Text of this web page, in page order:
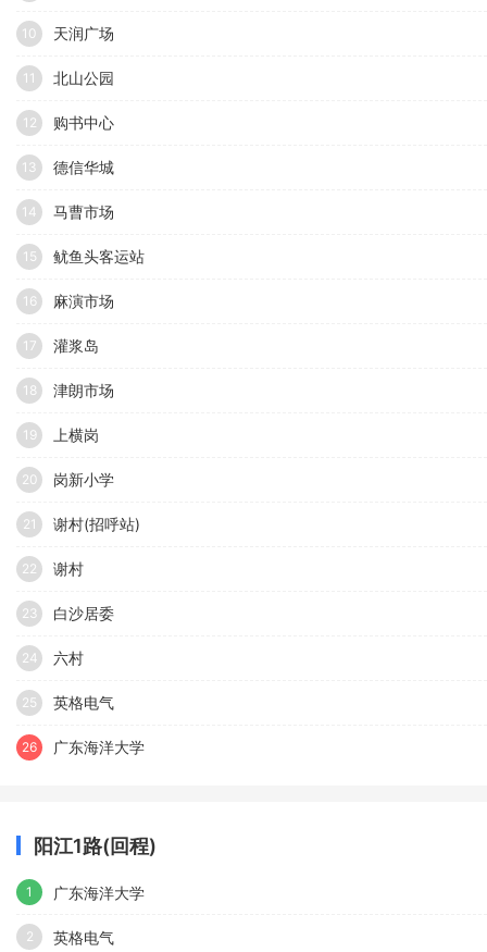
10 天润广场
11 北山公园
12 购书中心
13 德信华城
14 马曹市场
15 鱿鱼头客运站
16 麻演市场
17 灌浆岛
18 津朗市场
19 上横岗
20 岗新小学
21 谢村(招呼站)
22 谢村
23 白沙居委
24 六村
25 英格电气
26 广东海洋大学
阳江1路(回程)
1 广东海洋大学
2 英格电气